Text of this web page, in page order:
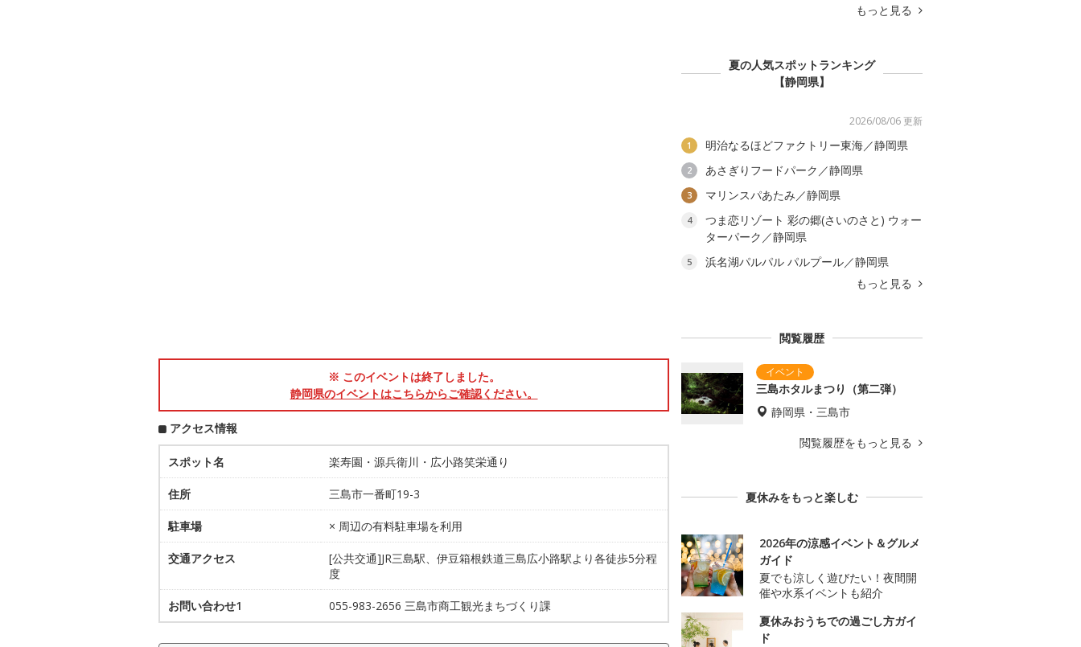
※ このイベントは終了しました。
静岡県のイベントはこちらからご確認ください。
アクセス情報
スポット名 楽寿園・源兵衛川・広小路笑栄通り
住所 三島市一番町19-3
駐車場 × 周辺の有料駐車場を利用
交通アクセス
[公共交通]JR三島駅、伊豆箱根鉄道三島広小路駅より各徒歩5分程
度
お問い合わせ1 055-983-2656 三島市商工観光まちづくり課
もっと見る
夏の人気スポットランキング
【静岡県】
2026/08/06 更新
1 明治なるほどファクトリー東海／静岡県
2 あさぎりフードパーク／静岡県
3 マリンスパあたみ／静岡県
4
つま恋リゾート 彩の郷(さいのさと) ウォー
ターパーク／静岡県
5
浜名湖パルパル パルプール／静岡県
もっと見る
閲覧履歴
三島ホタルまつり（第二弾）
静岡県・三島市
閲覧履歴をもっと見る
夏休みをもっと楽しむ
2026年の涼感イベント＆グルメ
ガイド
夏でも涼しく遊びたい！夜間開
催や水系イベントも紹介
夏休みおうちでの過ごし方ガイ
ド